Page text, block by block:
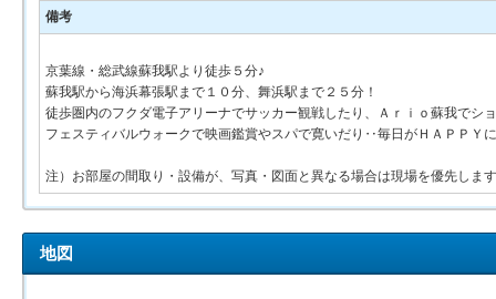
備考
京葉線・総武線蘇我駅より徒歩５分♪
蘇我駅から海浜幕張駅まで１０分、舞浜駅まで２５分！
徒歩圏内のフクダ電子アリーナでサッカー観戦したり、Ａｒｉｏ蘇我でシ
フェスティバルウォークで映画鑑賞やスパで寛いだり‥毎日がＨＡＰＰＹ
注）お部屋の間取り・設備が、写真・図面と異なる場合は現場を優先しま
地図